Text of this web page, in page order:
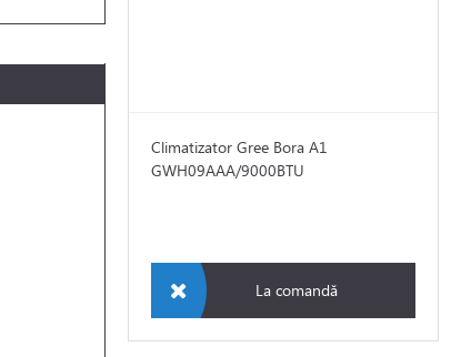
Climatizator Gree Bora A1
GWH09AAA/9000BTU
La comandă